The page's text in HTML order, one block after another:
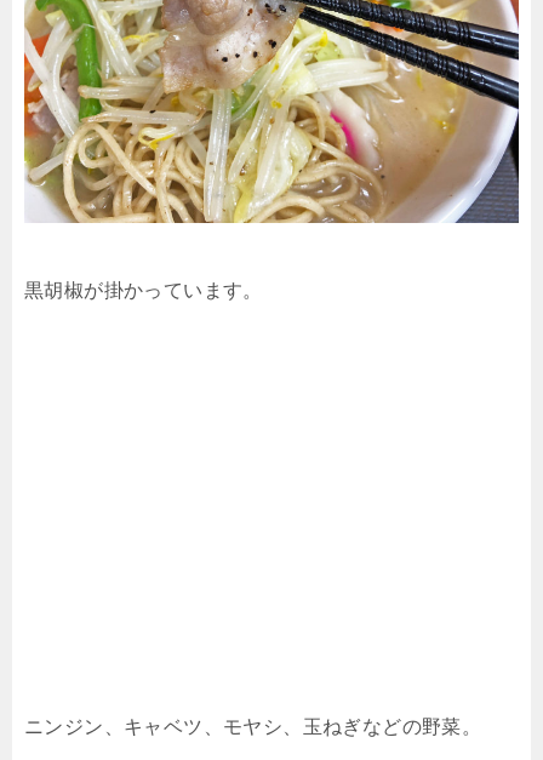
黒胡椒が掛かっています。
ニンジン、キャベツ、モヤシ、玉ねぎなどの野菜。